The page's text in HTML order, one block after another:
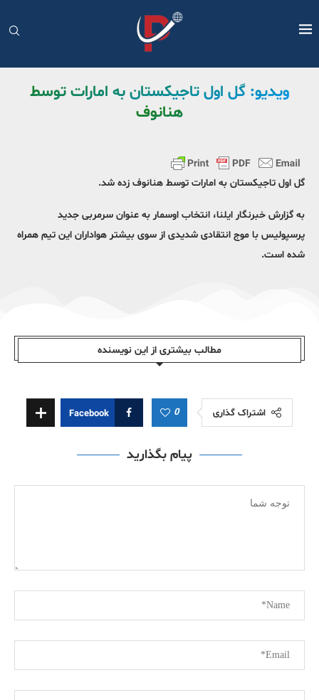
ویدیو: گل اول تاجیکستان به امارات توسط
هنانوف
گل اول تاجیکستان به امارات توسط هنانوف زده شد.
به گزارش خبرنگار ایلنا، انتخاب اوسمار به عنوان سرمربی جدید
پرسپولیس با موج انتقادی شدیدی از سوی بیشتر هواداران این تیم همراه
شده است.
مطالب بیشتری از این نویسندە
اشتراک گذاری 0
Facebook
پیام بگذارید